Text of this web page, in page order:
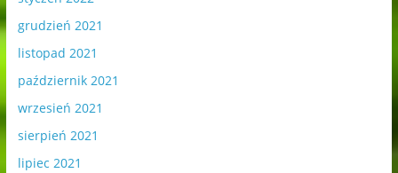
grudzień 2021
listopad 2021
październik 2021
wrzesień 2021
sierpień 2021
lipiec 2021